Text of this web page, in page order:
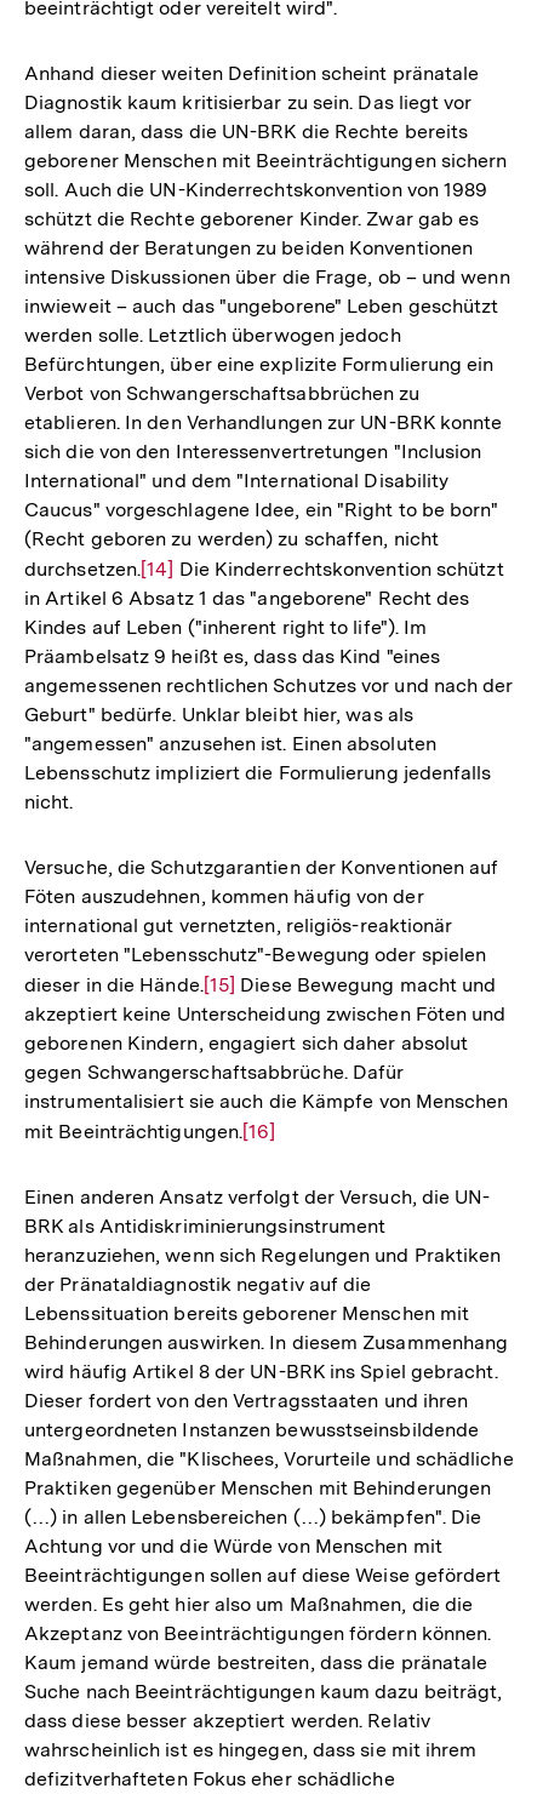
beeinträchtigt oder vereitelt wird".
Anhand dieser weiten Definition scheint pränatale
Diagnostik kaum kritisierbar zu sein. Das liegt vor
allem daran, dass die UN-BRK die Rechte bereits
geborener Menschen mit Beeinträchtigungen sichern
soll. Auch die UN-Kinderrechtskonvention von 1989
schützt die Rechte geborener Kinder. Zwar gab es
während der Beratungen zu beiden Konventionen
intensive Diskussionen über die Frage, ob – und wenn
inwieweit – auch das "ungeborene" Leben geschützt
werden solle. Letztlich überwogen jedoch
Befürchtungen, über eine explizite Formulierung ein
Verbot von Schwangerschaftsabbrüchen zu
etablieren. In den Verhandlungen zur UN-BRK konnte
sich die von den Interessenvertretungen "Inclusion
International" und dem "International Disability
Caucus" vorgeschlagene Idee, ein "Right to be born"
(Recht geboren zu werden) zu schaffen, nicht
durchsetzen.Zur
Auflösung
der
Fußnote
[14] Die Kinderrechtskonvention schützt
in Artikel 6 Absatz 1 das "angeborene" Recht des
Kindes auf Leben ("inherent right to life"). Im
Präambelsatz 9 heißt es, dass das Kind "eines
angemessenen rechtlichen Schutzes vor und nach der
Geburt" bedürfe. Unklar bleibt hier, was als
"angemessen" anzusehen ist. Einen absoluten
Lebensschutz impliziert die Formulierung jedenfalls
nicht.
Versuche, die Schutzgarantien der Konventionen auf
Föten auszudehnen, kommen häufig von der
international gut vernetzten, religiös-reaktionär
verorteten "Lebensschutz"-Bewegung oder spielen
dieser in die Hände.Zur
Auflösung
der
Fußnote
[15] Diese Bewegung macht und
akzeptiert keine Unterscheidung zwischen Föten und
geborenen Kindern, engagiert sich daher absolut
gegen Schwangerschaftsabbrüche. Dafür
instrumentalisiert sie auch die Kämpfe von Menschen
mit Beeinträchtigungen.Zur
der
Fußnote
[16]
Einen anderen Ansatz verfolgt der Versuch, die UN-
BRK als Antidiskriminierungsinstrument
heranzuziehen, wenn sich Regelungen und Praktiken
der Pränataldiagnostik negativ auf die
Lebenssituation bereits geborener Menschen mit
Behinderungen auswirken. In diesem Zusammenhang
wird häufig Artikel 8 der UN-BRK ins Spiel gebracht.
Dieser fordert von den Vertragsstaaten und ihren
untergeordneten Instanzen bewusstseinsbildende
Maßnahmen, die "Klischees, Vorurteile und schädliche
Praktiken gegenüber Menschen mit Behinderungen
(…) in allen Lebensbereichen (…) bekämpfen". Die
Achtung vor und die Würde von Menschen mit
Beeinträchtigungen sollen auf diese Weise gefördert
werden. Es geht hier also um Maßnahmen, die die
Akzeptanz von Beeinträchtigungen fördern können.
Kaum jemand würde bestreiten, dass die pränatale
Suche nach Beeinträchtigungen kaum dazu beiträgt,
dass diese besser akzeptiert werden. Relativ
wahrscheinlich ist es hingegen, dass sie mit ihrem
defizitverhafteten Fokus eher schädliche